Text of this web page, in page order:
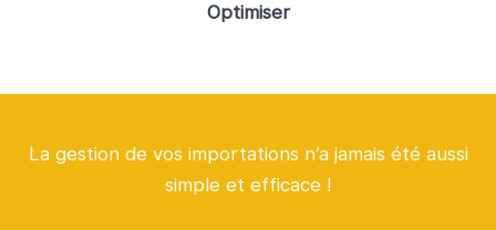
Optimiser
La gestion de vos importations n’a jamais été aussi
simple et efficace !